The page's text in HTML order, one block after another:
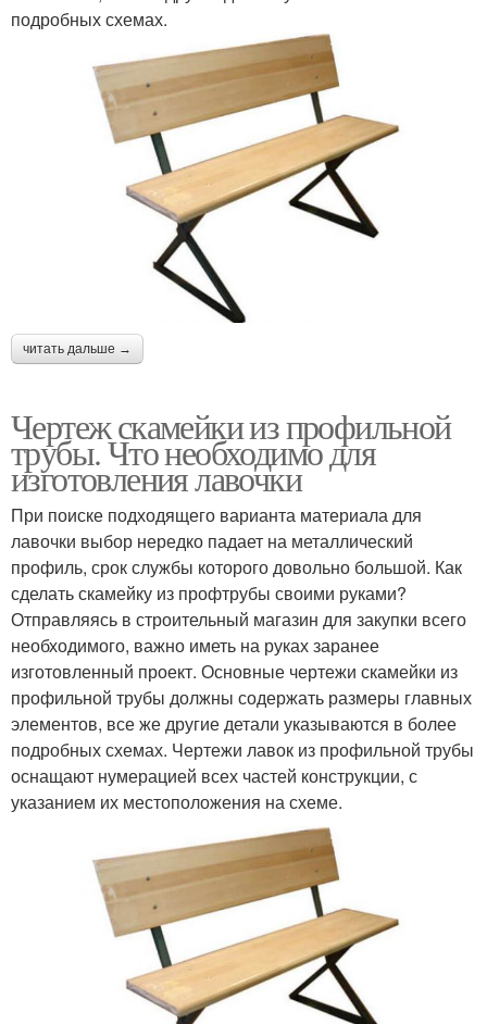
подробных схемах.
читать дальше →
Чертеж скамейки из профильной
трубы. Что необходимо для
изготовления лавочки
При поиске подходящего варианта материала для
лавочки выбор нередко падает на металлический
профиль, срок службы которого довольно большой. Как
сделать скамейку из профтрубы своими руками?
Отправляясь в строительный магазин для закупки всего
необходимого, важно иметь на руках заранее
изготовленный проект. Основные чертежи скамейки из
профильной трубы должны содержать размеры главных
элементов, все же другие детали указываются в более
подробных схемах. Чертежи лавок из профильной трубы
оснащают нумерацией всех частей конструкции, с
указанием их местоположения на схеме.